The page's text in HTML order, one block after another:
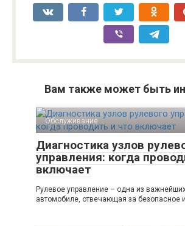
Вам также может быть
Обслуживание
Диагностика узлов
управления: когда
включает
Рулевое управление – одна из
автомобиле, отвечающая за безопасное